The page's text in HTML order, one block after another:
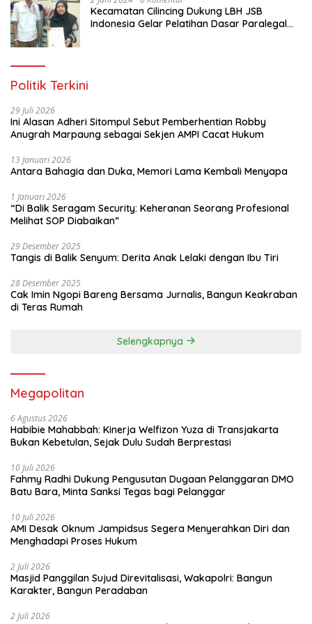
sebagai bagian dari bentuk kesiapan
dari jajaran. Dan terima kasih kepada
merawat hutan kita, sehingga kemudian
semuanya bisa terjaga untuk
tambah Sigit mengakhiri. red/tim
Kecamatan Cilincing Dukung LBH JSB
Indonesia Gelar Pelatihan Dasar Paralegal
Politik Terkini
29 Juli 2026
Ini Alasan Adheri Sitompul Sebut Pemberhentian Robby
Anugrah Marpaung sebagai Sekjen AMPI Cacat Hukum
13 Januari 2026
Antara Bahagia dan Duka, Memori Lama Kembali Menyapa
1 Januari 2026
“Di Balik Seragam Security: Keheranan Seorang Profesional
Melihat SOP Diabaikan”
29 Desember 2025
Tangis di Balik Senyum: Derita Anak Lelaki dengan Ibu Tiri
28 Desember 2025
Cak Imin Ngopi Bareng Bersama Jurnalis, Bangun Keakraban
di Teras Rumah
Selengkapnya
Megapolitan
6 Agustus 2026
Habibie Mahabbah: Kinerja Welfizon Yuza di Transjakarta
Bukan Kebetulan, Sejak Dulu Sudah Berprestasi
10 Juli 2026
Fahmy Radhi Dukung Pengusutan Dugaan Pelanggaran DMO
Batu Bara, Minta Sanksi Tegas bagi Pelanggar
10 Juli 2026
AMI Desak Oknum Jampidsus Segera Menyerahkan Diri dan
Menghadapi Proses Hukum
2 Juli 2026
Masjid Panggilan Sujud Direvitalisasi, Wakapolri: Bangun
Karakter, Bangun Peradaban
2 Juli 2026